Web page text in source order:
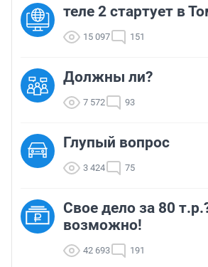
теле 2 стартует в
15 097 151
Должны ли?
7 572 93
Глупый вопрос
3 424 75
Свое дело за 80
возможно!
42 693 191